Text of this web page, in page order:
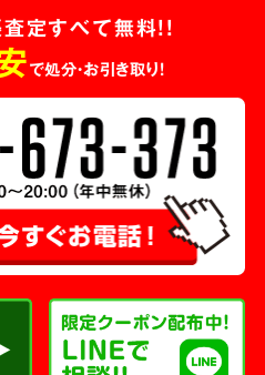
査定すべて無料!!
で処分・お引き取り！